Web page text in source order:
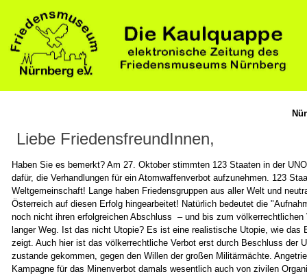
Liebe FriedensfreundInnen,
Haben Sie es bemerkt? Am 27. Oktober stimmten 123 Staaten in der
dafür, die Verhandlungen für ein Atomwaffenverbot aufzunehmen. 123
Weltgemeinschaft! Lange haben Friedensgruppen aus aller Welt und
Österreich auf diesen Erfolg hingearbeitet! Natürlich bedeutet die
noch nicht ihren erfolgreichen Abschluss – und bis zum völkerrechtlichen
langer Weg. Ist das nicht Utopie? Es ist eine realistische Utopie, wie das
zeigt. Auch hier ist das völkerrechtliche Verbot erst durch Beschluss der
zustande gekommen, gegen den Willen der großen Militärmächte.
Kampagne für das Minenverbot damals wesentlich auch von zivilen